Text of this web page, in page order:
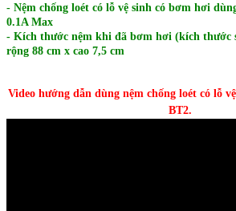
- Nệm chống loét có lỗ vệ sinh có bơm hơi
0.1A Max
- Kích thước nệm khi đã bơm hơi (kích thước
rộng 88 cm x cao 7,5 cm
Video hướng dẫn dùng nệm chống loét có lỗ
BT2.